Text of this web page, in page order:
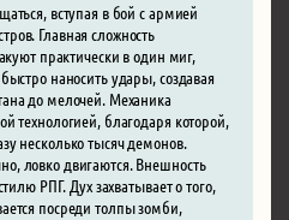
вступая в бой с армией
Главная сложность
практически в один миг,
наносить удары, создавая
до мелочей. Механика
технологией, благодаря которой,
несколько тысяч демонов.
ловко двигаются. Внешность
РПГ. Дух захватывает о того,
посреди толпы зомби,